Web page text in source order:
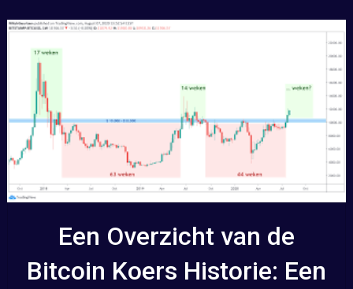
Een Overzicht van de
Bitcoin Koers Historie: Een